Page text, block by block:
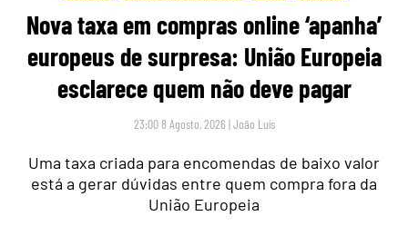
Nova taxa em compras online ‘apanha’
europeus de surpresa: União Europeia
esclarece quem não deve pagar
23:00 8 Agosto, 2026 |João Luís
Uma taxa criada para encomendas de baixo valor
está a gerar dúvidas entre quem compra fora da
União Europeia